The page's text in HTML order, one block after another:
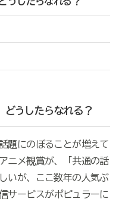
うしたらなれる？
題にのぼることが増えて
ニメ観賞が、「共通の話
いが、ここ数年の人気ぶ
サービスがポピュラーに